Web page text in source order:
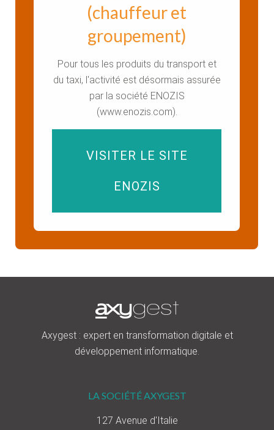
(chauffeur et
groupement)
Pour tous les produits du transport et
du taxi, l'activité est désormais assurée
par la société ENOZIS
(www.enozis.com).
VISITER LE SITE
ENOZIS
Axygest : expert en transformation digitale et
développement informatique.
LA SOCIÉTÉ AXYGEST
127 Avenue d'Italie